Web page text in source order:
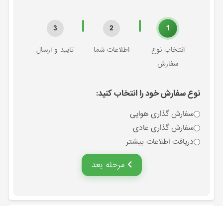
1
انتخاب نوع
سفارش
2
اطلاعات شما
3
تایید و ارسال
نوع سفارش خود را انتخاب کنید:
سفارش گذاری هوایی
سفارش گذاری عادی
دریافت اطلاعات بیشتر
مرحله بعد